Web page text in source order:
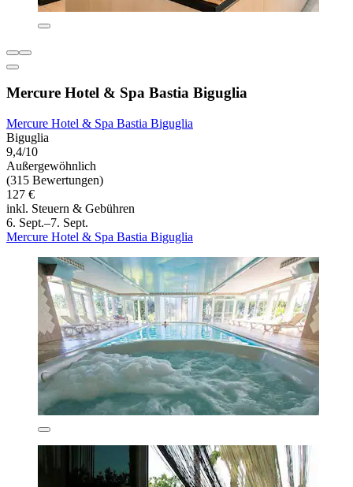
Mercure Hotel & Spa Bastia Biguglia
Mercure Hotel & Spa Bastia Biguglia
Biguglia
9,4/10
Außergewöhnlich
(315 Bewertungen)
127 €
inkl. Steuern & Gebühren
6. Sept.–7. Sept.
Mercure Hotel & Spa Bastia Biguglia